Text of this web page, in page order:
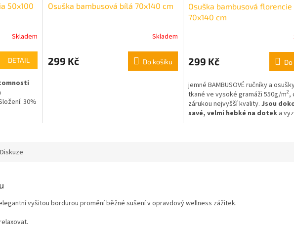
50x100
Skladem
DETAIL
30%
Osuška bambusová bílá 70x140 cm
Skladem
299 Kč Do košíku
Osuška bambusová florencie
70x140 cm
299 Kč
jemné BAMBUSOVÉ ručníky a
tkané ve vysoké gramáži 550g/m2,
zárukou nejvyšší kvality. Jsou
savé, velmi hebké na dotek a
Diskuze
vyšitou bordurou promění běžné sušení v opravdový wellness zážitek.